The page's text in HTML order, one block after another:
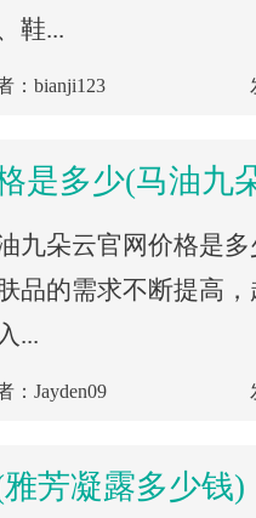
鞋...
：bianji123
是多少(马油九
九朵云官网价格是
品的需求不断提高
...
：Jayden09
芳凝露多少钱)